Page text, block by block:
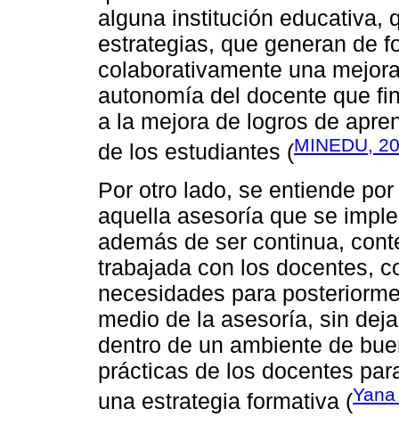
alguna institución educativa,
estrategias, que generan de
colaborativamente una
autonomía del docente que
a la mejora de logros de
de los estudiantes (MINEDU,
Por otro lado, se entiende
aquella asesoría que se
además de ser continua,
trabajada con los docentes,
necesidades para
medio de la asesoría, sin
dentro de un ambiente de
prácticas de los docentes
una estrategia formativa (